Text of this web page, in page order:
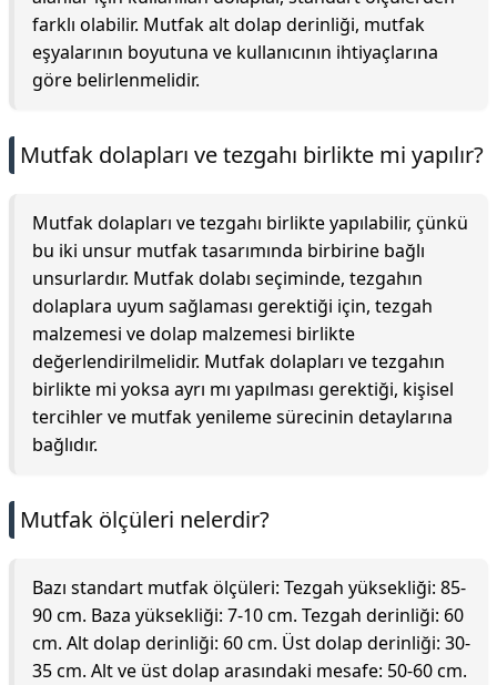
farklı olabilir. Mutfak alt dolap derinliği, mutfak
eşyalarının boyutuna ve kullanıcının ihtiyaçlarına
göre belirlenmelidir.
Mutfak dolapları ve tezgahı birlikte mi yapılır?
Mutfak dolapları ve tezgahı birlikte yapılabilir, çünkü
bu iki unsur mutfak tasarımında birbirine bağlı
unsurlardır. Mutfak dolabı seçiminde, tezgahın
dolaplara uyum sağlaması gerektiği için, tezgah
malzemesi ve dolap malzemesi birlikte
değerlendirilmelidir. Mutfak dolapları ve tezgahın
birlikte mi yoksa ayrı mı yapılması gerektiği, kişisel
tercihler ve mutfak yenileme sürecinin detaylarına
bağlıdır.
Mutfak ölçüleri nelerdir?
Bazı standart mutfak ölçüleri: Tezgah yüksekliği: 85-
90 cm. Baza yüksekliği: 7-10 cm. Tezgah derinliği: 60
cm. Alt dolap derinliği: 60 cm. Üst dolap derinliği: 30-
35 cm. Alt ve üst dolap arasındaki mesafe: 50-60 cm.